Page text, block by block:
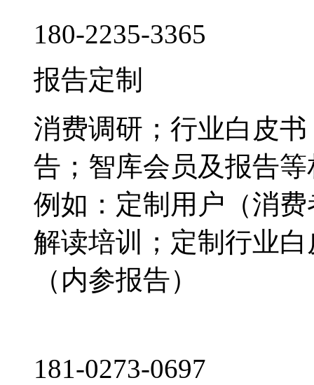
180-2235-3365
报告定制
消费调研；行业白皮
告；智库会员及报告
例如：定制用户（消
解读培训；定制行业
（内参报告）
181-0273-0697